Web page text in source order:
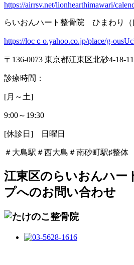
https://airrsv.net/lionhearthimawari/
らいおんハート整骨院 ひまわり（
https://locｃo.yahoo.co.jp/place/g-
〒 136-0073 東京都江東区北砂4-18-11
診療時間：
[月～土]
9:00～ 19:30
[休診日 ] 日曜日
＃大島駅＃西大島＃南砂町駅♯整体
江東区のらいおんハー
プへのお問い合わせ